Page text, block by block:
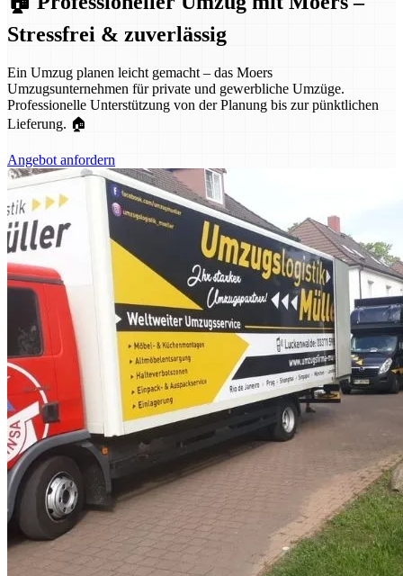
Stressfrei & zuverlässig
Ein Umzug planen leicht gemacht – das Moers
Umzugsunternehmen für private und gewerbliche Umzüge.
Professionelle Unterstützung von der Planung bis zur pünktlichen
Lieferung. 🏠
Angebot anfordern